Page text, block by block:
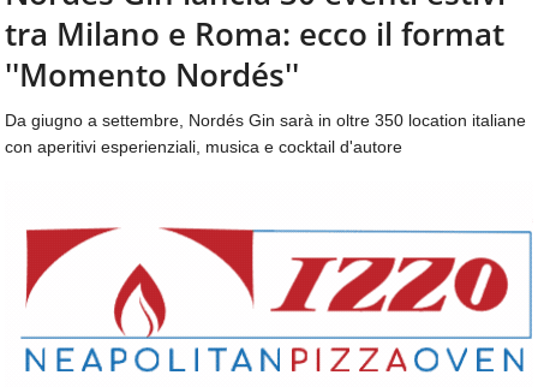
aggiornamenti
quotidiani
su
temi
come
ospitalità,
ristorazione,
beverage,
catering
e
quotidiani
sul
CONTATTI
tra Milano e Roma: ecco il format
''Momento Nordés''
Da giugno a settembre, Nordés Gin sarà in oltre 350 location italiane
con aperitivi esperienziali, musica e cocktail d'autore